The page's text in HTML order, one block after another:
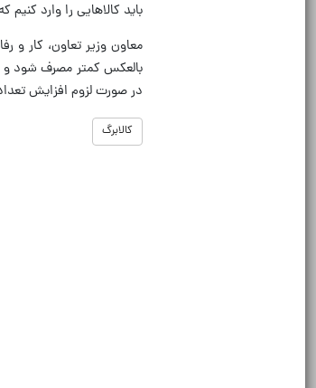
باید کالاهایی را وارد
معاون وزیر تعاون، کار و
بالعکس کمتر مصرف شود و
در صورت لزوم افزایش
کالابرگ